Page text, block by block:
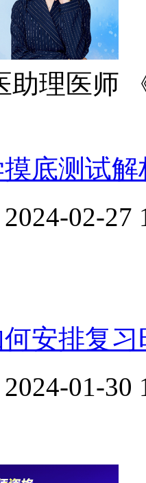
助理医师
底测试解
2024-02-27
安排复习
2024-01-30